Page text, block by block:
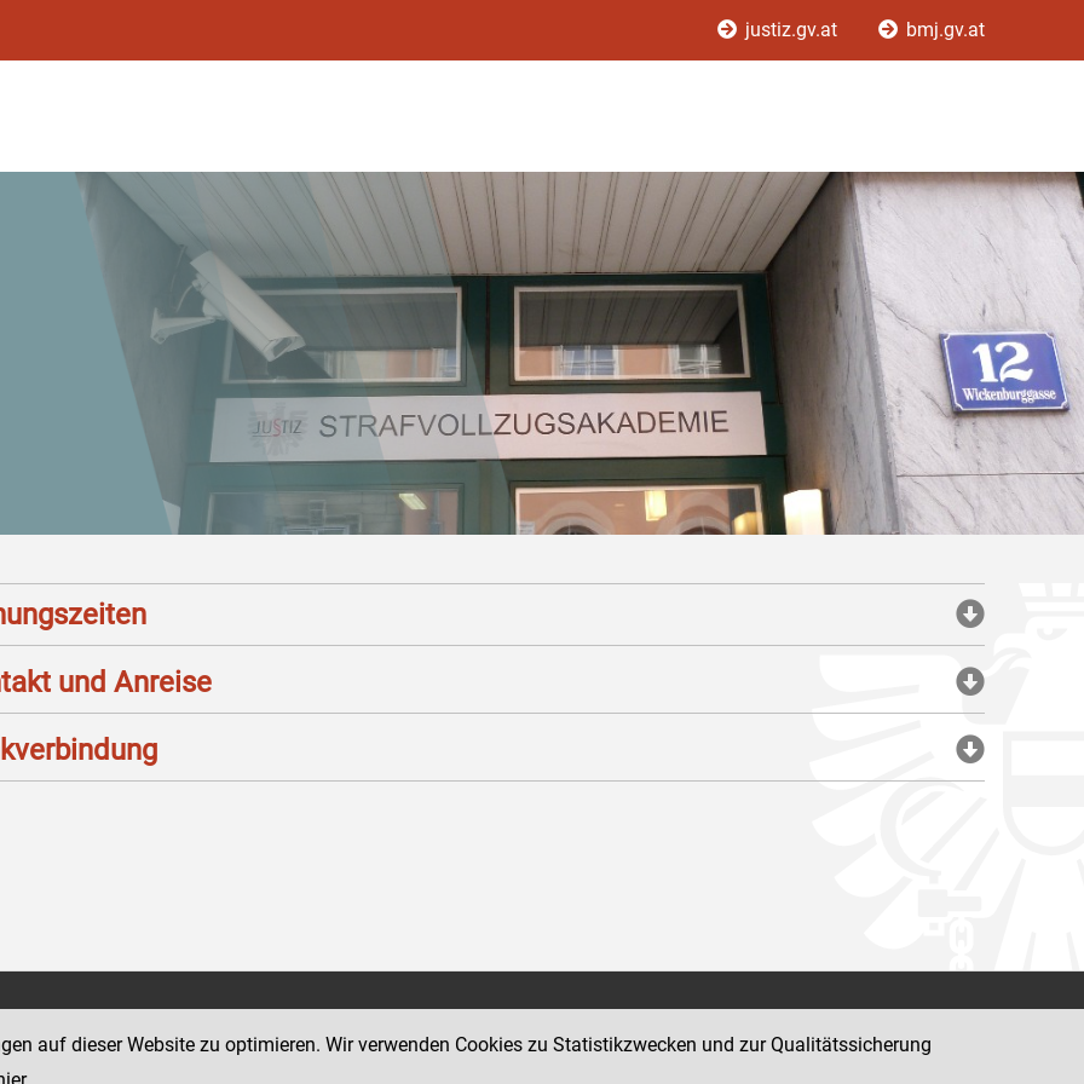
justiz.gv.at bmj.gv.at
und Anreise
12
der Justiz und des BMJ
Impressum
auf dieser Website zu optimieren. Wir verwenden Cookies zu Statistikzwecken und zur Qualitätssicherung